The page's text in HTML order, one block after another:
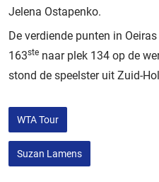
Jelena Ostapenko.
De verdiende punten in
163ste naar plek 134 op de
stond de speelster uit Zuid-
WTA Tour
Suzan Lamens